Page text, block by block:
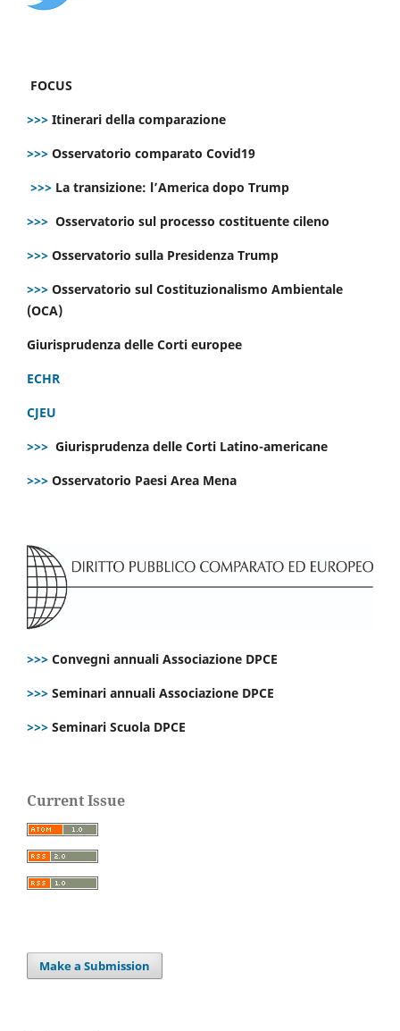
FOCUS
>>> Itinerari della comparazione
>>> Osservatorio comparato Covid19
>>> La transizione: l’America dopo Trump
>>> Osservatorio sul processo costituente cileno
>>> Osservatorio sulla Presidenza Trump
>>> Osservatorio sul Costituzionalismo Ambientale
(OCA)
Giurisprudenza delle Corti europee
ECHR
CJEU
>>> Giurisprudenza delle Corti Latino-americane
>>> Osservatorio Paesi Area Mena
>>> Convegni annuali Associazione DPCE
>>> Seminari annuali Associazione DPCE
>>> Seminari Scuola DPCE
Current Issue
Make a Submission